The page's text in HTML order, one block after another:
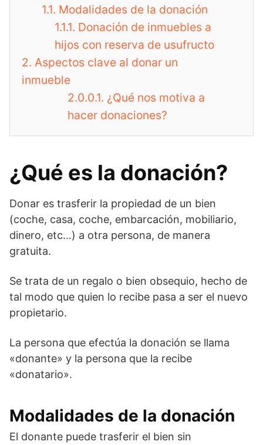
1.1. Modalidades de la donación
1.1.1. Donación de inmuebles a
hijos con reserva de usufructo
2. Aspectos clave al donar un
inmueble
2.0.0.1. ¿Qué nos motiva a
hacer donaciones?
¿Qué es la donación?
Donar es trasferir la propiedad de un bien
(coche, casa, coche, embarcación, mobiliario,
dinero, etc…) a otra persona, de manera
gratuita.
Se trata de un regalo o bien obsequio, hecho de
tal modo que quien lo recibe pasa a ser el nuevo
propietario.
La persona que efectúa la donación se llama
«donante» y la persona que la recibe
«donatario».
Modalidades de la donación
El donante puede trasferir el bien sin